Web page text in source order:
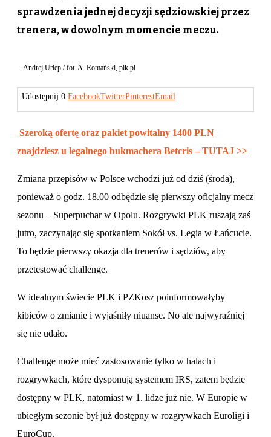
sprawdzenia jednej decyzji sędziowskiej przez
trenera, w dowolnym momencie meczu.
Andrej Urlep / fot. A. Romański, plk.pl
Udostępnij 0 FacebookTwitterPinterestEmail
Szeroką ofertę oraz pakiet powitalny 1400 PLN
znajdziesz u legalnego bukmachera Betcris – TUTAJ >>
Zmiana przepisów w Polsce wchodzi już od dziś (środa),
ponieważ o godz. 18.00 odbędzie się pierwszy oficjalny mecz
sezonu – Superpuchar w Opolu. Rozgrywki PLK ruszają zaś
jutro, zaczynając się spotkaniem Sokół vs. Legia w Łańcucie.
To będzie pierwszy okazja dla trenerów i sędziów, aby
przetestować challenge.
W idealnym świecie PLK i PZKosz poinformowałyby
kibiców o zmianie i wyjaśniły niuanse. No ale najwyraźniej
się nie udało.
Challenge może mieć zastosowanie tylko w halach i
rozgrywkach, które dysponują systemem IRS, zatem będzie
dostępny w PLK, natomiast w 1. lidze już nie. W Europie w
ubiegłym sezonie był już dostępny w rozgrywkach Euroligi i
EuroCup.